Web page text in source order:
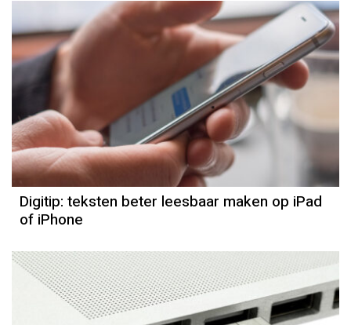
Digitip: teksten beter leesbaar maken op iPad
of iPhone